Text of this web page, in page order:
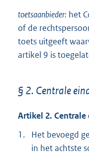
toetsaanbieder: het
of de
toets uitgeeft
artikel 9 is
§ 2. Centrale
Artikel 2.
1.
Het bevoegd
in het achtste